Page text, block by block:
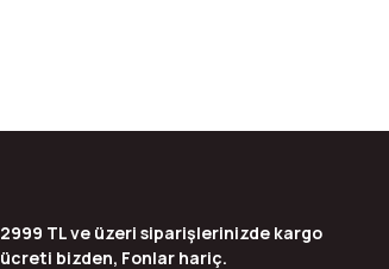
2999 TL ve üzeri siparişlerinizde kargo
ücreti bizden, Fonlar hariç.